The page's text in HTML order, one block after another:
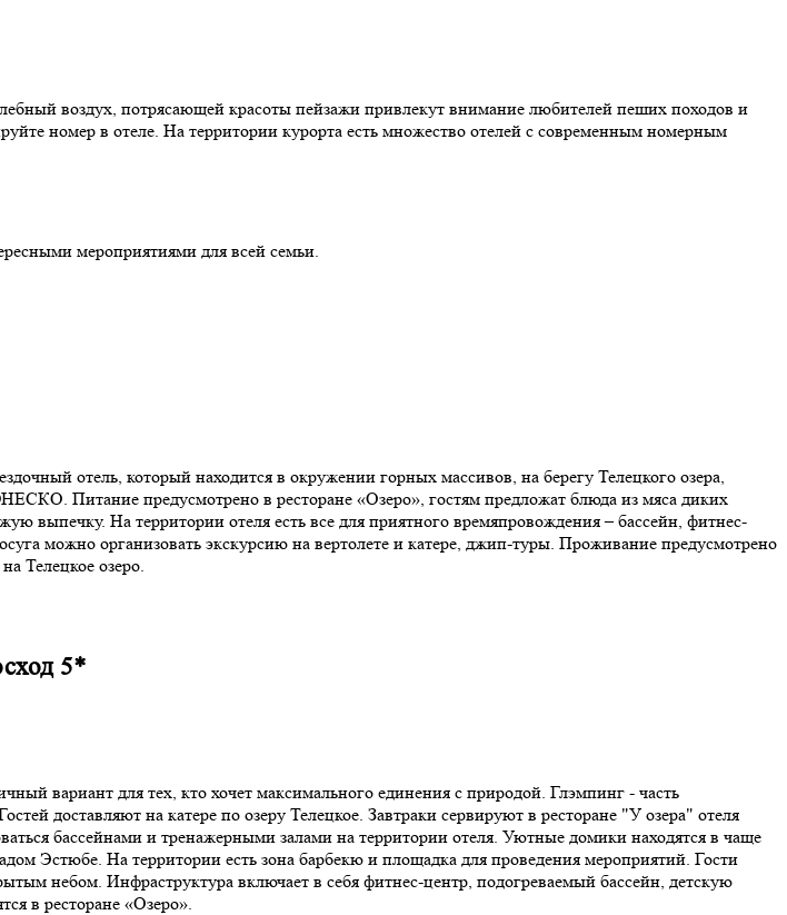
воздух, потрясающей красоты пейзажи привлекут внимание любителей пеших походов и
номер в отеле. На территории курорта есть множество отелей с современным номерным
мероприятиями для всей семьи.
отель, который находится в окружении горных массивов, на берегу Телецкого озера,
Питание предусмотрено в ресторане «Озеро», гостям предложат блюда из мяса диких
выпечку. На территории отеля есть все для приятного времяпровождения – бассейн, фитнес-
можно организовать экскурсию на вертолете и катере, джип-туры. Проживание предусмотрено
Телецкое озеро.
5*
вариант для тех, кто хочет максимального единения с природой. Глэмпинг - часть
доставляют на катере по озеру Телецкое. Завтраки сервируют в ресторане "У озера" отеля
бассейнами и тренажерными залами на территории отеля. Уютные домики находятся в чаще
Эстюбе. На территории есть зона барбекю и площадка для проведения мероприятий. Гости
небом. Инфраструктура включает в себя фитнес-центр, подогреваемый бассейн, детскую
в ресторане «Озеро».